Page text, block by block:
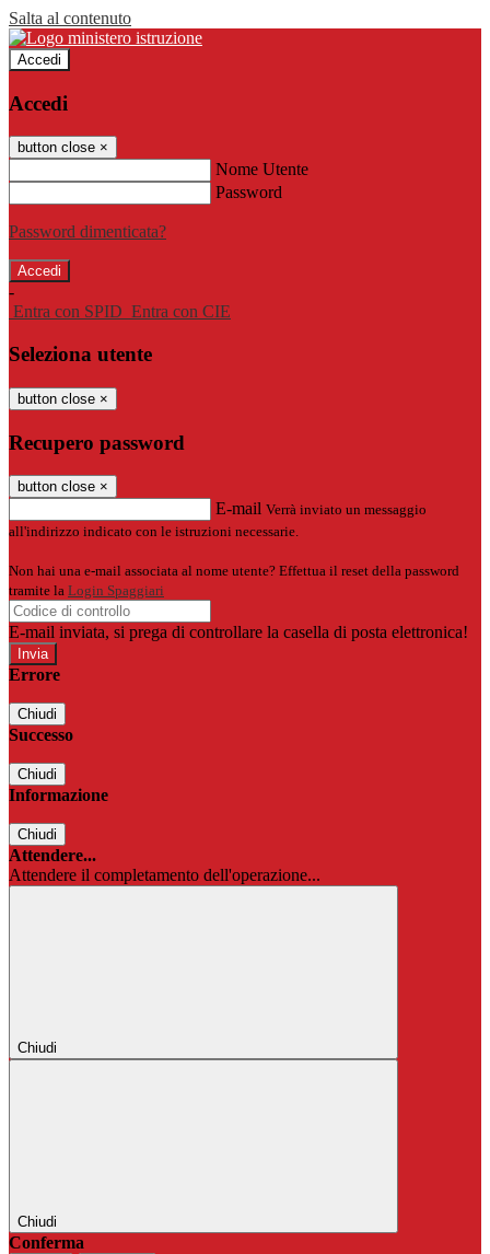
Salta al contenuto
Accedi
Accedi
button close ×
Nome Utente
Password
Password dimenticata?
-
Entra con SPID Entra con CIE
Seleziona utente
button close ×
Recupero password
button close ×
E-mail Verrà inviato un messaggio
all'indirizzo indicato con le istruzioni necessarie.
Non hai una e-mail associata al nome utente? Effettua il reset della password
tramite la Login Spaggiari
E-mail inviata, si prega di controllare la casella di posta elettronica!
Errore
Chiudi
Successo
Chiudi
Informazione
Chiudi
Attendere...
Attendere il completamento dell'operazione...
Chiudi
Chiudi
Conferma